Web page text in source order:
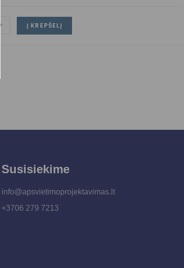
+ Į KREPŠELĮ
Susisiekime
info@apsvietimoprojektavimas.lt
+3706 279 7213